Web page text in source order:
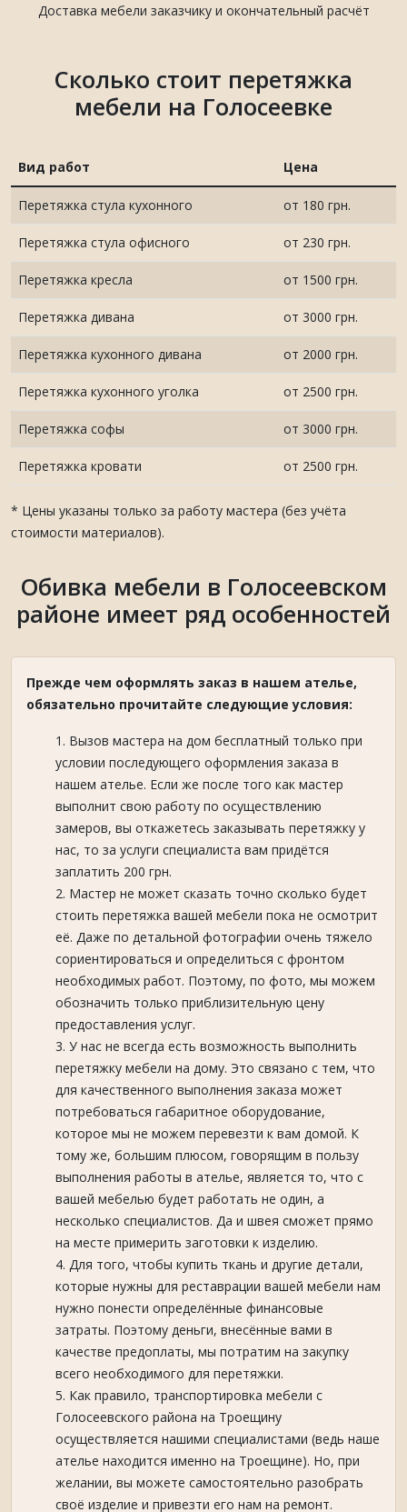
Доставка мебели заказчику и окончательный расчёт
Сколько стоит перетяжка
мебели на Голосеевке
Вид работ Цена
Перетяжка стула кухонного от 180 грн.
Перетяжка стула офисного от 230 грн.
Перетяжка кресла от 1500 грн.
Перетяжка дивана от 3000 грн.
Перетяжка кухонного дивана от 2000 грн.
Перетяжка кухонного уголка от 2500 грн.
Перетяжка софы от 3000 грн.
Перетяжка кровати от 2500 грн.
* Цены указаны только за работу мастера (без учёта
стоимости материалов).
Обивка мебели в Голосеевском
районе имеет ряд особенностей
Прежде чем оформлять заказ в нашем ателье,
обязательно прочитайте следующие условия:
Вызов мастера на дом бесплатный только при
условии последующего оформления заказа в
нашем ателье. Если же после того как мастер
выполнит свою работу по осуществлению
замеров, вы откажетесь заказывать перетяжку у
нас, то за услуги специалиста вам придётся
заплатить 200 грн.
Мастер не может сказать точно сколько будет
стоить перетяжка вашей мебели пока не осмотрит
её. Даже по детальной фотографии очень тяжело
сориентироваться и определиться с фронтом
необходимых работ. Поэтому, по фото, мы можем
обозначить только приблизительную цену
предоставления услуг.
У нас не всегда есть возможность выполнить
перетяжку мебели на дому. Это связано с тем, что
для качественного выполнения заказа может
потребоваться габаритное оборудование,
которое мы не можем перевезти к вам домой. К
тому же, большим плюсом, говорящим в пользу
выполнения работы в ателье, является то, что с
вашей мебелью будет работать не один, а
несколько специалистов. Да и швея сможет прямо
на месте примерить заготовки к изделию.
Для того, чтобы купить ткань и другие детали,
которые нужны для реставрации вашей мебели нам
нужно понести определённые финансовые
затраты. Поэтому деньги, внесённые вами в
качестве предоплаты, мы потратим на закупку
всего необходимого для перетяжки.
Как правило, транспортировка мебели с
Голосеевского района на Троещину
осуществляется нашими специалистами (ведь наше
ателье находится именно на Троещине). Но, при
желании, вы можете самостоятельно разобрать
своё изделие и привезти его нам на ремонт.